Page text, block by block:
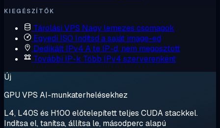
KIEGÉSZÍTŐK
Tárolási VPS Nagy lemezes csomagok
Egyedi ISO Indítsd a saját image-ed
Dedikált IPv4 A te IP-d, nem megosztott
További IP-k Több IPv4 szerverenként
Új
GPU VPS AI-munkaterhelésekhez
L4, L40S és H100 előtelepített teljes CUDA stackkel.
Indítsa el, tanítsa, állítsa le, másodperc alapú